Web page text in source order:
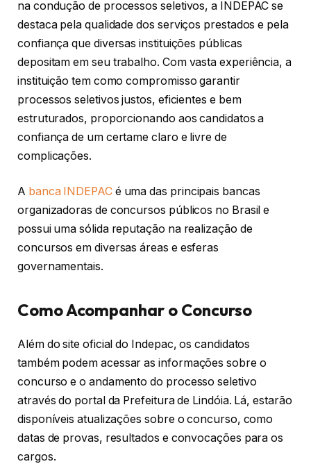
na condução de processos seletivos, a INDEPAC se
destaca pela qualidade dos serviços prestados e pela
confiança que diversas instituições públicas
depositam em seu trabalho. Com vasta experiência, a
instituição tem como compromisso garantir
processos seletivos justos, eficientes e bem
estruturados, proporcionando aos candidatos a
confiança de um certame claro e livre de
complicações.
A banca INDEPACé uma das principais bancas
organizadoras de concursos públicos no Brasil e
possui uma sólida reputação na realização de
concursos em diversas áreas e esferas
governamentais.
Como Acompanhar o Concurso
Além do site oficial do Indepac, os candidatos
também podem acessar as informações sobre o
concurso e o andamento do processo seletivo
através do portal da Prefeitura de Lindóia. Lá, estarão
disponíveis atualizações sobre o concurso, como
datas de provas, resultados e convocações para os
cargos.